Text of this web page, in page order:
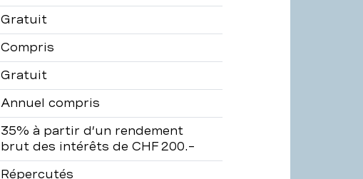
Gratuit
Compris
Gratuit
Annuel compris
35% à partir d’un rendement
brut des intérêts de CHF 200.–
Répercutés